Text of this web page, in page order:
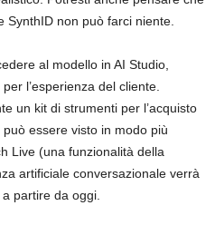
non può farci niente.
al modello in AI Studio,
l’esperienza del cliente.
un kit di strumenti per l’acquisto
essere visto in modo più
Live (una funzionalità della
artificiale conversazionale verrà
partire da oggi.